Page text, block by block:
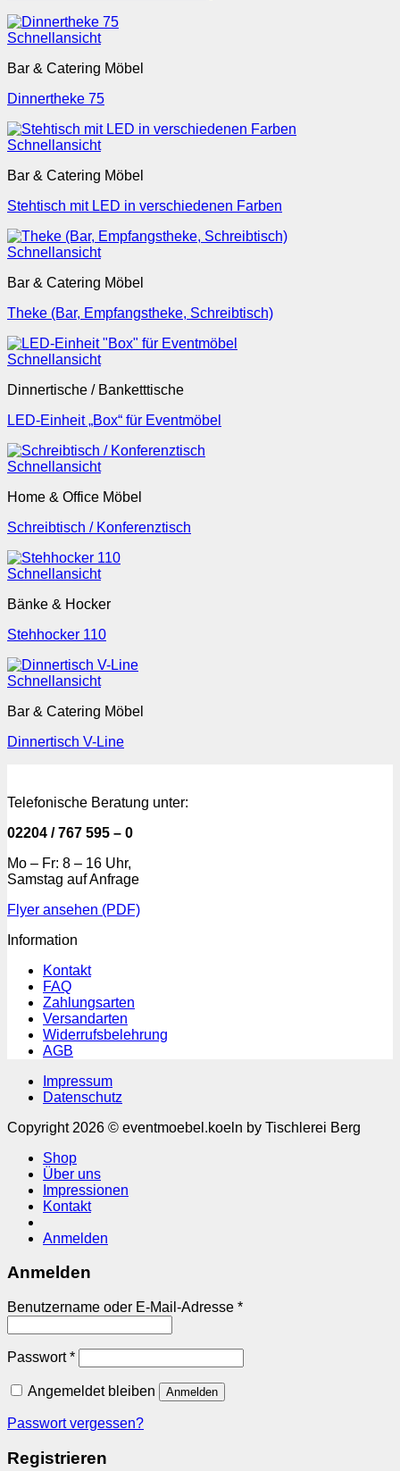
Schnellansicht
Bar & Catering Möbel
Dinnertheke 75
Schnellansicht
Bar & Catering Möbel
Stehtisch mit LED in verschiedenen Farben
Schnellansicht
Bar & Catering Möbel
Theke (Bar, Empfangstheke, Schreibtisch)
Schnellansicht
Dinnertische / Banketttische
LED-Einheit „Box“ für Eventmöbel
Schnellansicht
Home & Office Möbel
Schreibtisch / Konferenztisch
Schnellansicht
Bänke & Hocker
Stehhocker 110
Schnellansicht
Bar & Catering Möbel
Dinnertisch V-Line
Telefonische Beratung unter:
02204 / 767 595 – 0
Mo – Fr: 8 – 16 Uhr,
Samstag auf Anfrage
Flyer ansehen (PDF)
Information
Kontakt
FAQ
Zahlungsarten
Versandarten
Widerrufsbelehrung
AGB
Impressum
Datenschutz
Copyright 2026 © eventmoebel.koeln by Tischlerei Berg
Shop
Über uns
Impressionen
Kontakt
Anmelden
Anmelden
Benutzername oder E-Mail-Adresse *Erforderlich
Passwort*Erforderlich
Angemeldet bleiben Anmelden
Passwort vergessen?
Registrieren